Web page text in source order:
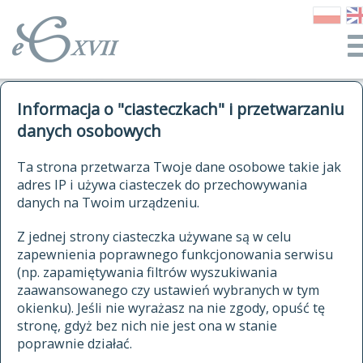
Informacja o "ciasteczkach" i przetwarzaniu
danych osobowych
Ta strona przetwarza Twoje dane osobowe takie jak
adres IP i używa ciasteczek do przechowywania
danych na Twoim urządzeniu.
Z jednej strony ciasteczka używane są w celu
zapewnienia poprawnego funkcjonowania serwisu
(np. zapamiętywania filtrów wyszukiwania
zaawansowanego czy ustawień wybranych w tym
okienku). Jeśli nie wyrażasz na nie zgody, opuść tę
stronę, gdyż bez nich nie jest ona w stanie
poprawnie działać.
autorzy Słownika
historia
publikacje
źródła
autorzy tekstów źródłowych
zasady opracowania
statystyki
najnowsze hasła
ostatnio zmodyfikowane hasła
kwerendy
jak cytować Słownik
ELEKTRONICZNY SŁOWNIK
JĘZYKA POLSKIEGO
XVII I XVIII WIEKU
znajdź hasła
zaczynające się od